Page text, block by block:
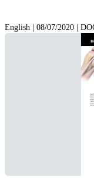
English | 08/07/2020 |